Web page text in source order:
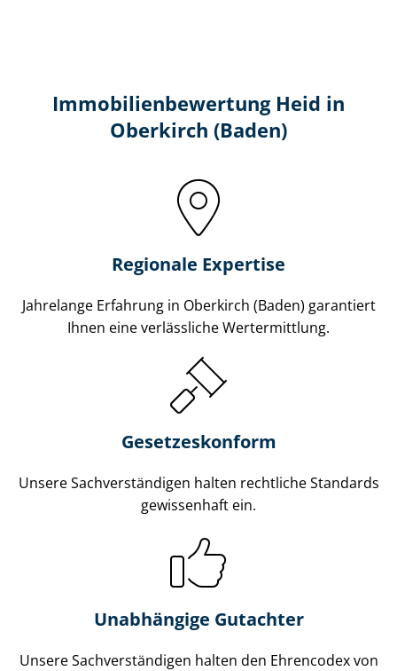
Immobilien­bewertung Heid in
Oberkirch (Baden)
Regionale Expertise
Jahrelange Erfahrung in Oberkirch (Baden) garantiert
Ihnen eine verlässliche Wertermittlung.
Gesetzes­konform
Unsere Sach­ver­stän­di­gen halten rechtliche Standards
gewissenhaft ein.
Unabhängige Gutachter
Unsere Sach­ver­stän­di­gen halten den Ehrencodex von